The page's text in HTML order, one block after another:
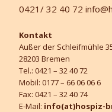
0421/ 32 40 72
Kontakt
Außer der Schleifmühle
28203 Bremen
Tel.: 0421 – 32 40 72
Mobil: 0177 – 66 06 06 6
Fax: 0421 – 32 40 74
E-Mail: info(at)hospiz-